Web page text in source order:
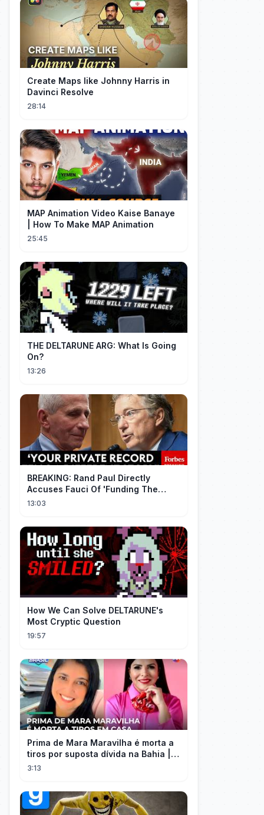
Create Maps like Johnny Harris in
Davinci Resolve
28:14
MAP Animation Video Kaise Banaye
| How To Make MAP Animation
25:45
THE DELTARUNE ARG: What Is Going
On?
13:26
BREAKING: Rand Paul Directly
Accuses Fauci Of 'Funding The
Wuhan Bat Coronavirus Work'
13:03
How We Can Solve DELTARUNE's
Most Cryptic Question
19:57
Prima de Mara Maravilha é morta a
tiros por suposta dívida na Bahia |
#SeLigaBrasil
3:13